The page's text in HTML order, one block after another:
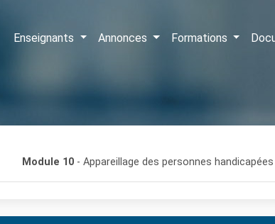
Enseignants Annonces Formations
Module 10 - Appareillage des personnes handicapées